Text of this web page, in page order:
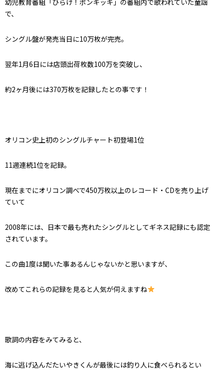
で、
シングル盤が発売当日に10万枚が完売。
翌年1月6日には店頭出荷枚数100万を突破し、
約2ヶ月後には370万枚を記録したとの事です！
オリコン史上初のシングルチャート初登場1位
11週連続1位を記録。
現在までにオリコン調べで450万枚以上のレコード・CDを売り上げ
ていて
2008年には、 日本で最も売れたシングルとしてギネス記録にも認定
されています。
この曲1度は聞いた事あるんじゃないかと思いますが、
改めてこれらの記録を見ると人気が伺えますね
歌詞の内容をみてみると、
海に逃げ込んだたいやきくんが最後には釣り人に食べられるとい